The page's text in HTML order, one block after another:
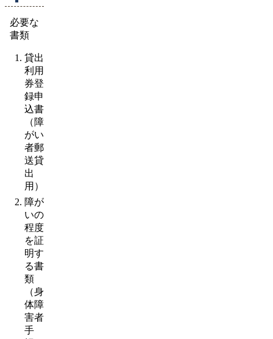
必要な
書類
貸出
利用
券登
録申
込書
（障
がい
者郵
送貸
出
用）
障が
いの
程度
を証
明す
る書
類
（身
体障
害者
手